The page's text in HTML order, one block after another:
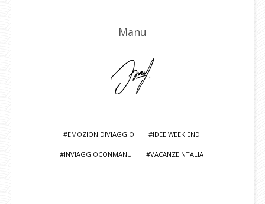
Manu
EMOZIONIDIVIAGGIO IDEE WEEK END
INVIAGGIOCONMANU VACANZEINTALIA